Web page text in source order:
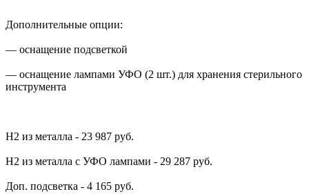
Дополнительные опции:
— оснащение подсветкой
— оснащение лампами УФО (2 шт.) для хранения стерильного
инструмента
Н2 из металла - 23 987 руб.
Н2 из металла с УФО лампами - 29 287 руб.
Доп. подсветка - 4 165 руб.